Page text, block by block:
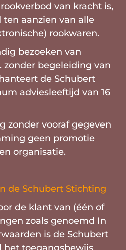
van kracht is,
aanzien van alle
rookwaren.
bezoeken van
zonder begeleiding van
de Schubert
adviesleeftijd van 16
zonder vooraf gegeven
geen promotie
organisatie.
de Schubert Stichting
de klant van (één of
zoals genoemd In
is de Schubert